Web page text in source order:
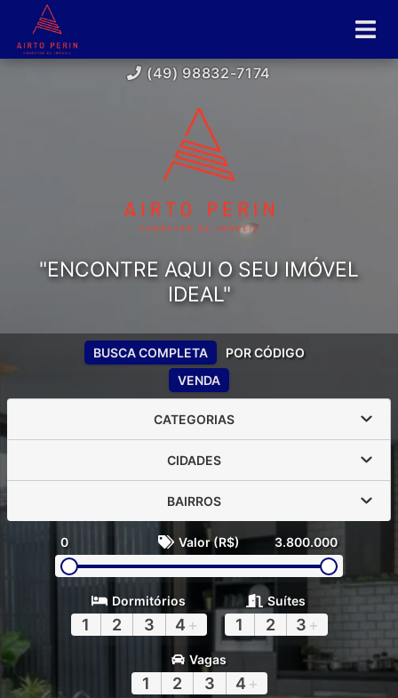
(49) 98832-7174
"ENCONTRE AQUI O SEU IMÓVEL
IDEAL"
VENDA
BUSCA COMPLETA POR CÓDIGO
CATEGORIAS
CIDADES
BAIRROS
0 Valor (R$) 3.800.000
Dormitórios
1 2 3 4 +
Suítes
1 2 3 +
Vagas
1 2 3 4 +